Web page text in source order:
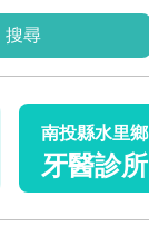
搜尋
南投縣水里鄉
牙醫診所